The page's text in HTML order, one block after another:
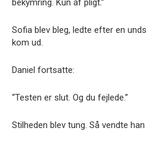
bekymring. Kun af pligt.”
Sofia blev bleg, ledte efter en
kom ud.
Daniel fortsatte:
“Testen er slut. Og du fejlede.”
Stilheden blev tung. Så vendte